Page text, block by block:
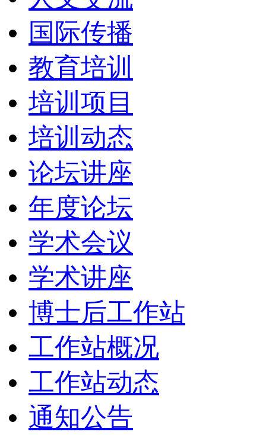
国际传播
教育培训
培训项目
培训动态
论坛讲座
年度论坛
学术会议
学术讲座
博士后工作站
工作站概况
工作站动态
通知公告